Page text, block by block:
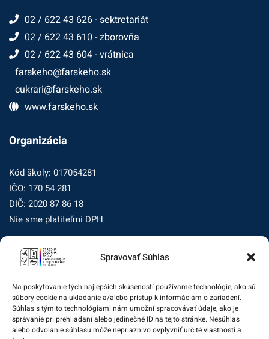
Spravovať Súhlas
Na poskytovanie tých najlepších skúseností používame technológie, ako sú
súbory cookie na ukladanie a/alebo prístup k informáciám o zariadení.
Súhlas s týmito technológiami nám umožní spracovávať údaje, ako je
správanie pri prehliadaní alebo jedinečné ID na tejto stránke. Nesúhlas
alebo odvolanie súhlasu môže nepriaznivo ovplyvniť určité vlastnosti a
02 / 622 43 626 - sektretariát
02 / 622 43 610 - zborovňa
02 / 622 43 604 - vrátnica
farskeho@farskeho.sk
cukrari@farskeho.sk
www.farskeho.sk
Organizácia
Kód školy: 017054281
IČO: 170 54 281
DIČ: 2020 87 86 18
Nie sme platiteľmi DPH
Zásady ochrany osobných údajov
Dohľad nad ochranou osobných údajov
Žiadosť dotknutej osoby na uplatnenie jej práv